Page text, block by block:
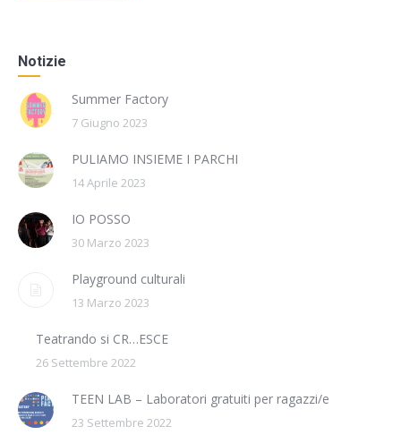
Notizie
Summer Factory
7 Giugno 2023
PULIAMO INSIEME I PARCHI
14 Aprile 2023
IO POSSO
30 Marzo 2023
Playground culturali
13 Marzo 2023
Teatrando si CR…ESCE
26 Settembre 2022
TEEN LAB – Laboratori gratuiti per ragazzi/e
23 Settembre 2022